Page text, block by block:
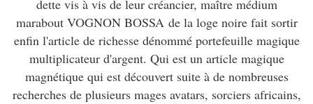
dette vis à vis de leur créancier, maître médium
marabout VOGNON BOSSA de la loge noire fait sortir
enfin l'article de richesse dénommé portefeuille magique
multiplicateur d'argent. Qui est un article magique
magnétique qui est découvert suite à de nombreuses
recherches de plusieurs mages avatars, sorciers africains,